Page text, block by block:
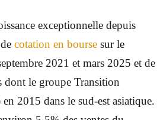
exceptionnelle depuis
cotation en bourse sur le
2021 et mars 2025 et de
dont le groupe Transition
2015 dans le sud-est asiatique.